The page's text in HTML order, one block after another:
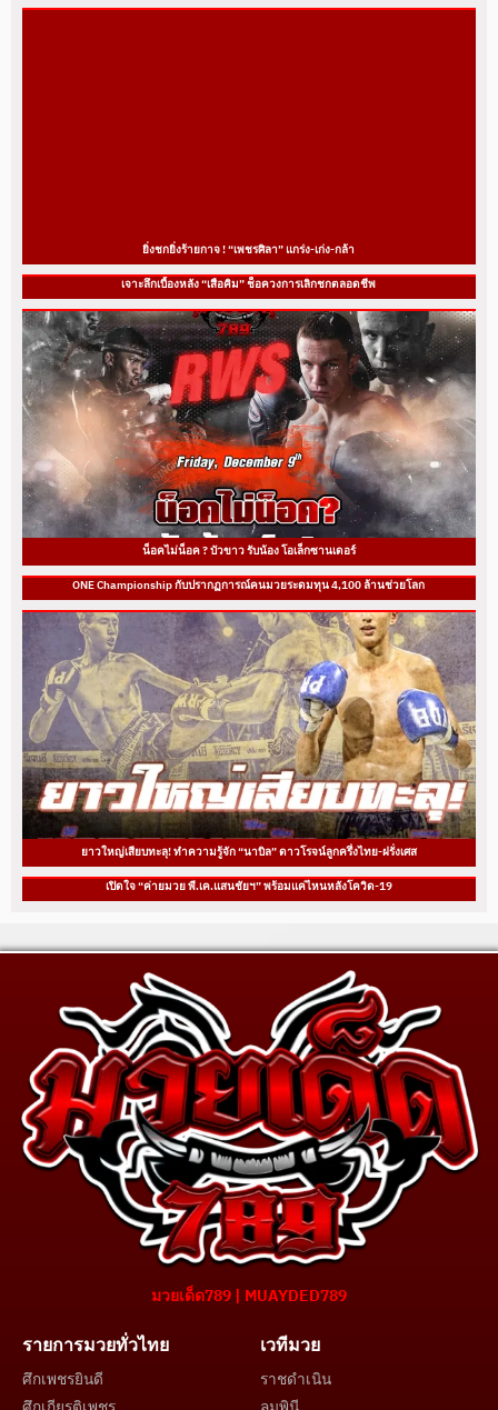
ยิ่งชกยิ่งร้ายกาจ ! “เพชรศิลา” แกร่ง-เก่ง-กล้า
เจาะลึกเบื้องหลัง “เสือคิม” ช็อควงการเลิกชกตลอดชีพ
น็อคไม่น็อค ? บัวขาว รับน้อง โอเล็กซานเดอร์
ONE Championship กับปรากฏการณ์คนมวยระดมทุน 4,100 ล้านช่วยโลก
ยาวใหญ่เสียบทะลุ! ทำความรู้จัก “นาบิล” ดาวโรจน์ลูกครึ่งไทย-ฝรั่งเศส
เปิดใจ “ค่ายมวย พี.เค.แสนชัยฯ” พร้อมแค่ไหนหลังโควิด-19
มวยเด็ด789 | MUAYDED789
รายการมวยทั่วไทย
ศึกเพชรยินดี
เวทีมวย
ราชดำเนิน